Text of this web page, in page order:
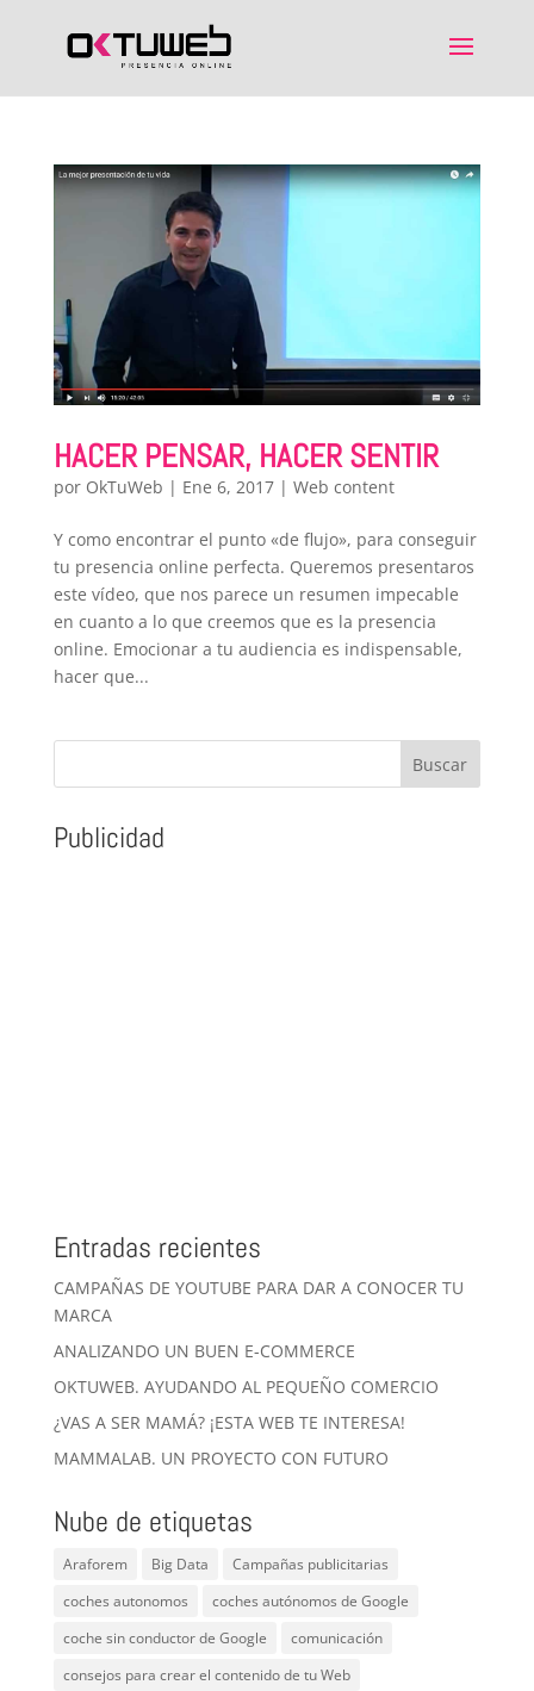
HACER PENSAR, HACER SENTIR
por OkTuWeb | Ene 6, 2017| Web content
Y como encontrar el punto «de flujo», para conseguir
tu presencia online perfecta. Queremos presentaros
este vídeo, que nos parece un resumen impecable
en cuanto a lo que creemos que es la presencia
online. Emocionar a tu audiencia es indispensable,
hacer que...
Publicidad
Entradas recientes
CAMPAÑAS DE YOUTUBE PARA DAR A CONOCER TU
MARCA
ANALIZANDO UN BUEN E-COMMERCE
OKTUWEB. AYUDANDO AL PEQUEÑO COMERCIO
¿VAS A SER MAMÁ? ¡ESTA WEB TE INTERESA!
MAMMALAB. UN PROYECTO CON FUTURO
Nube de etiquetas
Araforem Big Data
Campañas publicitarias
coches autonomos
coches autónomos de Google
coche sin conductor de Google
comunicación
consejos para crear el contenido de tu Web